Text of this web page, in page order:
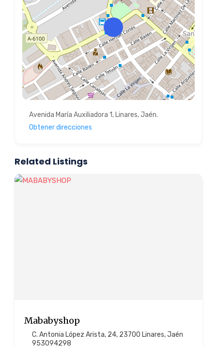
Avenida María Auxiliadora 1, Linares, Jaén.
Obtener direcciones
Related Listings
Mababyshop
C. Antonia López Arista, 24, 23700 Linares, Jaén
953094298